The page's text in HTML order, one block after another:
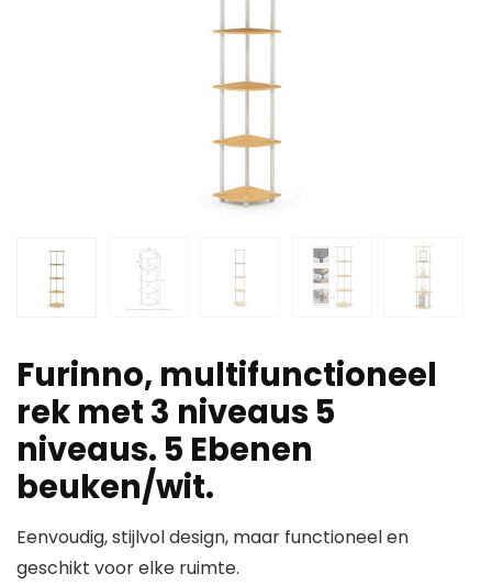
Furinno, multifunctioneel
rek met 3 niveaus 5
niveaus. 5 Ebenen
beuken/wit.
Eenvoudig, stijlvol design, maar functioneel en
geschikt voor elke ruimte.